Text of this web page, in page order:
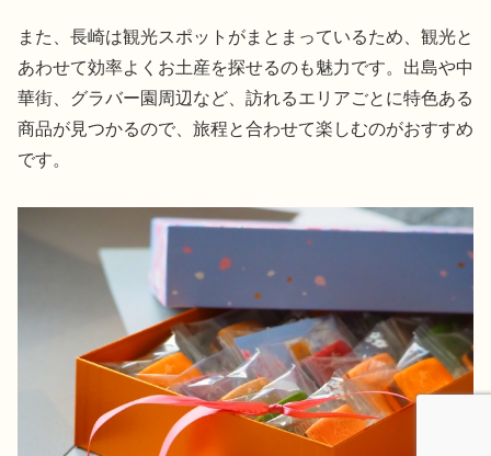
また、長崎は観光スポットがまとまっているため、観光と
あわせて効率よくお土産を探せるのも魅力です。出島や中
華街、グラバー園周辺など、訪れるエリアごとに特色ある
商品が見つかるので、旅程と合わせて楽しむのがおすすめ
です。